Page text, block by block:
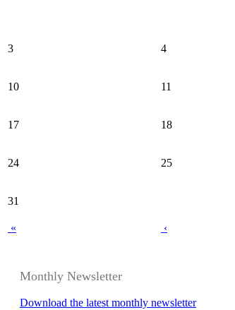
3 4
10 11
17 18
24 25
31
« ‹
Monthly Newsletter
Download the latest monthly newsletter